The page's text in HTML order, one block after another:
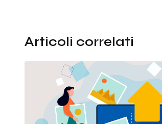
Articoli correlati